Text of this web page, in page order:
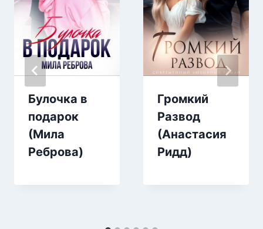
Булочка в
подарок
(Мила
Реброва)
Громкий
Развод
(Анастасия
Ридд)